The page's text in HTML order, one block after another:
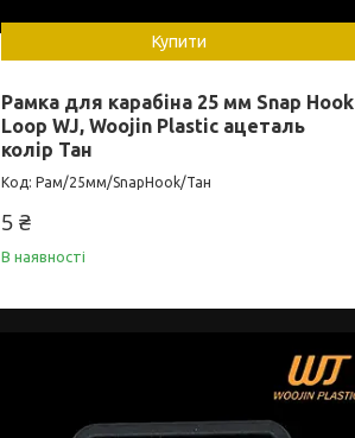
Купити
Рамка для карабіна 25 мм Snap Hook
Loop WJ, Woojin Plastic ацеталь
колір Тан
Рам/25мм/SnapHook/Тан
5 ₴
В наявності